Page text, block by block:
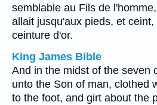
semblable au Fils de
allait jusqu'aux pieds, et
ceinture d'or.
King James Bible
And in the midst of the seven
unto the Son of man, clothed
to the foot, and girt about the